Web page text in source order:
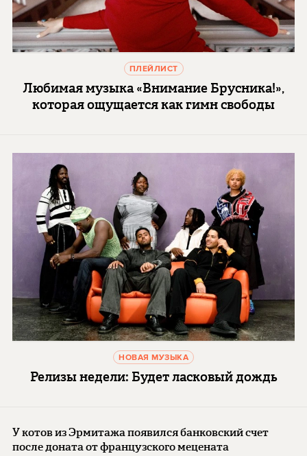
ПЛЕЙЛИСТ
Любимая музыка «Внимание Брусника!»,
которая ощущается как гимн свободы
НОВАЯ МУЗЫКА
Релизы недели: Будет ласковый дождь
У котов из Эрмитажа появился банковский счет
после доната от французского мецената